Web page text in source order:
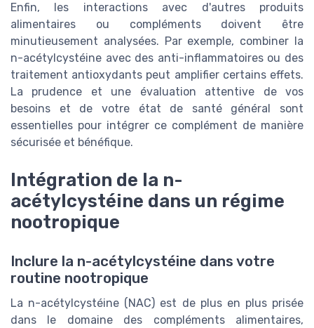
Enfin, les interactions avec d'autres produits
alimentaires ou compléments doivent être
minutieusement analysées. Par exemple, combiner la
n-acétylcystéine avec des anti-inflammatoires ou des
traitement antioxydants peut amplifier certains effets.
La prudence et une évaluation attentive de vos
besoins et de votre état de santé général sont
essentielles pour intégrer ce complément de manière
sécurisée et bénéfique.
Intégration de la n-
acétylcystéine dans un régime
nootropique
Inclure la n-acétylcystéine dans votre
routine nootropique
La n-acétylcystéine (NAC) est de plus en plus prisée
dans le domaine des compléments alimentaires,